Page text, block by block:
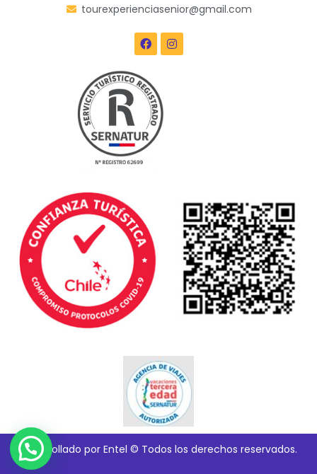
tourexperienciasenior@gmail.com
Desarrollado por Entel © Todos los derechos reservados.